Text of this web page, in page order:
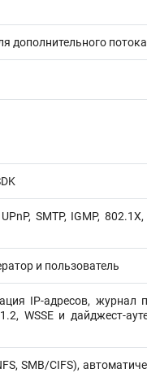
дополнительного потока
SMTP, IGMP,
и пользователь
IP-адресов, журнал
WSSE и дайджест-
SMB/CIFS),